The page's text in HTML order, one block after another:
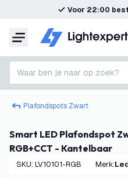
Voor 22:00
Menu
Waar ben je naar op zoek?
Plafondspots Zwart
Smart LED Plafondspot Zwart Trio - Dimbaar - 4.9W -
RGB+CCT - Kantelbaar
SKU: LV10101-RGB Merk: